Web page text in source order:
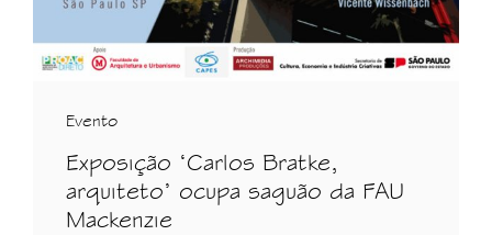
Evento
Exposição ‘Carlos Bratke,
arquiteto’ ocupa saguão da FAU
Mackenzie